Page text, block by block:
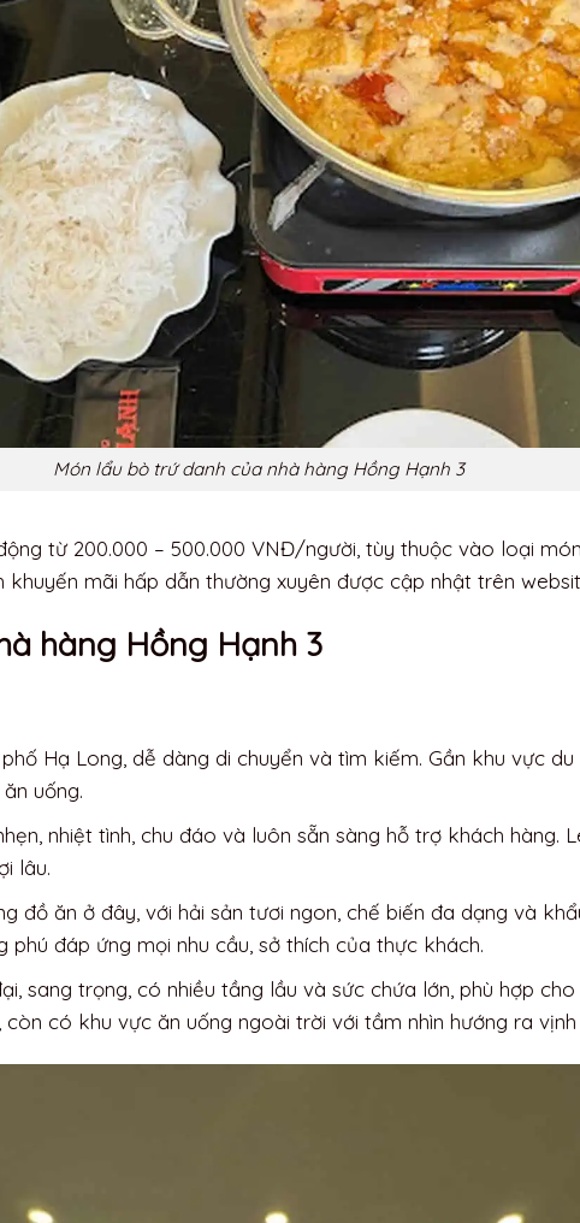
Món lẩu bò trứ danh của nhà hàng Hồng Hạnh 3
từ 200.000 – 500.000 VNĐ/người, tùy thuộc vào loại
mãi hấp dẫn thường xuyên được cập nhật trên
hàng Hồng Hạnh 3
Hạ Long, dễ dàng di chuyển và tìm kiếm. Gần khu vực du
uống.
nhiệt tình, chu đáo và luôn sẵn sàng hỗ trợ khách hàng.
lâu.
đồ ăn ở đây, với hải sản tươi ngon, chế biến đa dạng và
phú đáp ứng mọi nhu cầu, sở thích của thực khách.
sang trọng, có nhiều tầng lầu và sức chứa lớn, phù hợp
có khu vực ăn uống ngoài trời với tầm nhìn hướng ra